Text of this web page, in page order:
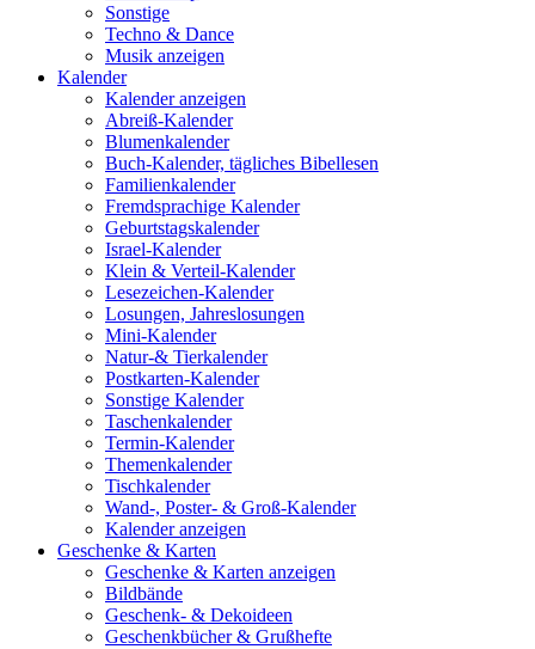
Sonstige
Techno & Dance
Musik anzeigen
Kalender
Kalender anzeigen
Abreiß-Kalender
Blumenkalender
Buch-Kalender, tägliches Bibellesen
Familienkalender
Fremdsprachige Kalender
Geburtstagskalender
Israel-Kalender
Klein & Verteil-Kalender
Lesezeichen-Kalender
Losungen, Jahreslosungen
Mini-Kalender
Natur-& Tierkalender
Postkarten-Kalender
Sonstige Kalender
Taschenkalender
Termin-Kalender
Themenkalender
Tischkalender
Wand-, Poster- & Groß-Kalender
Kalender anzeigen
Geschenke & Karten
Geschenke & Karten anzeigen
Bildbände
Geschenk- & Dekoideen
Geschenkbücher & Grußhefte